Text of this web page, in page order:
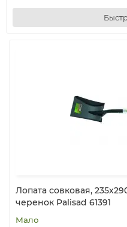
Лопата совковая,
черенок Palisad 61391
Мало